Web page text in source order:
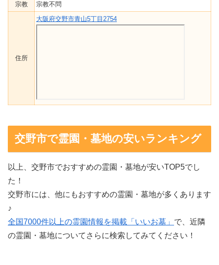
宗教
宗教不問
住所
大阪府交野市青山5丁目2754
交野市で霊園・墓地の安いランキング
以上、交野市でおすすめの霊園・墓地が安いTOP5でし
た！
交野市には、他にもおすすめの霊園・墓地が多くあります
♪
全国7000件以上の霊園情報を掲載「いいお墓」 で、近隣
の霊園・墓地についてさらに検索してみてください！